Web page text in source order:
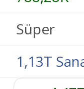
Süper
1,13T